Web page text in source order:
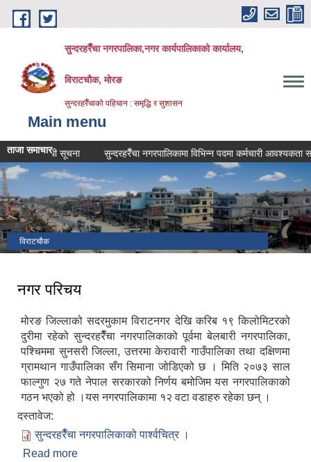
Skip to main content
सुन्दरहरैँचा नगरपालिका,नगर कार्यपालिकाको कार्यालय,
विराटचौक, मोरङ
सुन्दरहरैँचाको पहिचान : समृद्धि र सुशासन
Main menu
ताजा समाचार
सम्बन्धी सूचना सुन्दरहरैँचा नगरपालिकामा विभिन्न पदमा कर्मचारी आवश्यकता सम्बन्धी
विराटचौक
नगर परिचय
मोरङ जिल्लाको सदरमुकाम विराटनगर देखि करिब १९ किलोमिटरको
दुरीमा रहेको सुन्दरहरैँचा नगरपालिकाको पूर्वमा बेलबारी नगरपालिका,
पश्चिममा सुनसरी जिल्ला, उत्तरमा केरावारी गाउँपालिका तथा दक्षिणमा
ग्रामथान गाउँपालिका सँग सिमाना जोडिएको छ । मिति २०७३ साल
फाल्गुण २७ गते नेपाल सरकारको निर्णय बमोजिम यस नगरपालिकाको
गठन भएको हो ।यस नगरपालिकामा १२ वटा वडाहरु रहेका छन् ।
दस्तावेज:
सुन्दरहरैँचा नगरपालिकाको पार्श्वचित्र ।
Read more